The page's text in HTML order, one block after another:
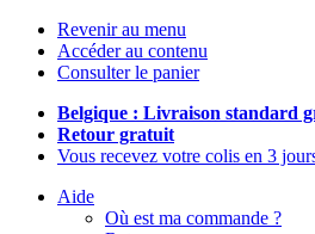
Revenir au menu
Accéder au contenu
Consulter le panier
Belgique : Livraison standard
Retour gratuit
Vous recevez votre colis en 3
Aide
Où est ma commande ?